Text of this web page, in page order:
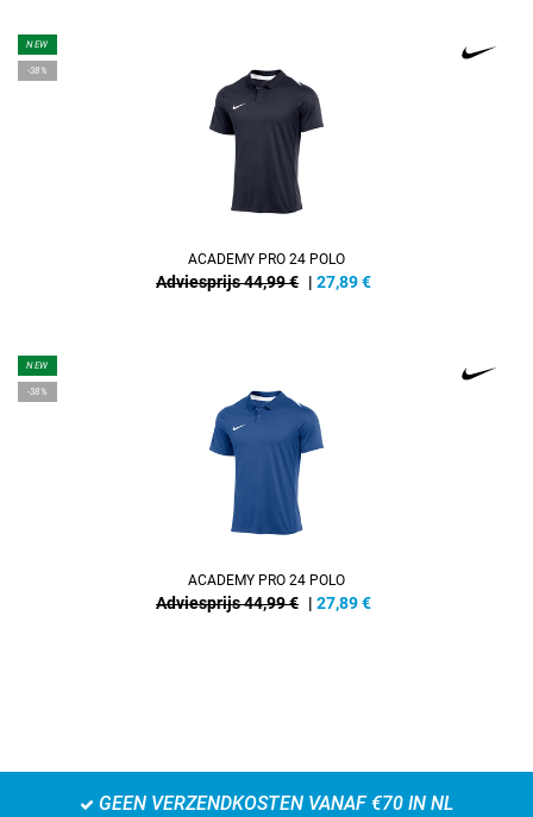
NEW
-38%
ACADEMY PRO 24 POLO
Adviesprijs 44,99 € | 27,89€
NEW
-38%
ACADEMY PRO 24 POLO
Adviesprijs 44,99 € | 27,89€
GEEN VERZENDKOSTEN VANAF €70 IN NL